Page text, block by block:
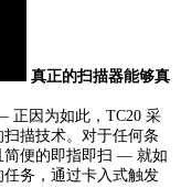
真正的扫描器能够真
因为如此，TC20 采
技术。对于任何条
简便的即指即扫 — 就如
务，通过卡入式触发